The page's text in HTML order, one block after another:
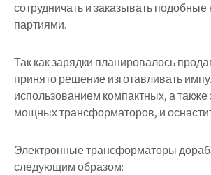
сотрудничать и заказывать
партиями.
Так как зарядки планировалось
принято решение изготавливать
использованием компактных, а
мощных трансформаторов, и
Электронные трансформаторы
следующим образом: